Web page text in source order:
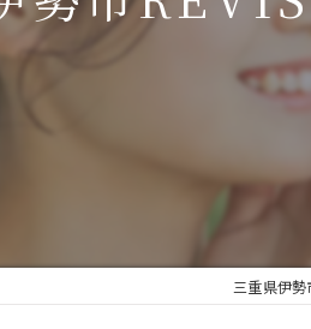
三重県伊勢